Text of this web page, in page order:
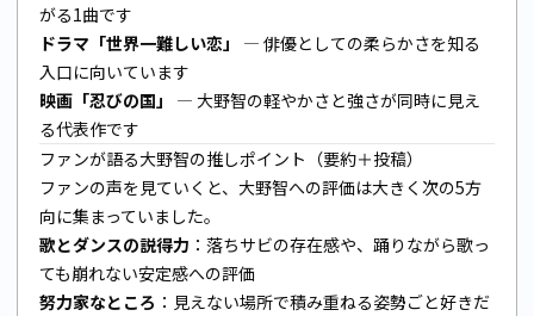
がる1曲です
ドラマ「世界一難しい恋」
— 俳優としての柔らかさを知る
入口に向いています
映画「忍びの国」
— 大野智の軽やかさと強さが同時に見え
る代表作です
ファンが語る大野智の推しポイント（要約＋投稿）
ファンの声を見ていくと、大野智への評価は大きく次の5方
向に集まっていました。
歌とダンスの説得力 ：落ちサビの存在感や、踊りながら歌っ
ても崩れない安定感への評価
努力家なところ ：見えない場所で積み重ねる姿勢ごと好きだ